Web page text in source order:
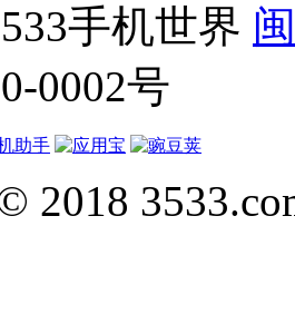
手机世界
0002号
2018